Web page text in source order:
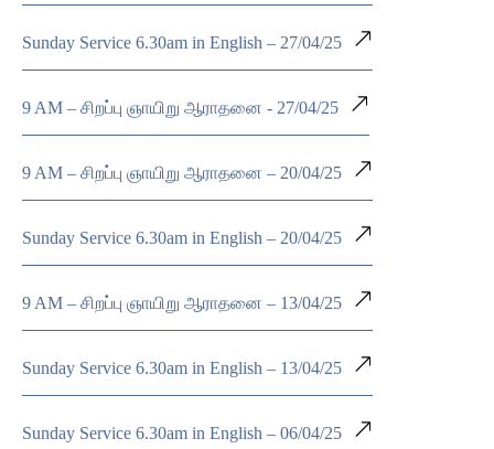
Sunday Service 6.30am in English – 27/04/25
9 AM – சிறப்பு ஞாயிறு ஆராதனை - 27/04/25
9 AM – சிறப்பு ஞாயிறு ஆராதனை – 20/04/25
Sunday Service 6.30am in English – 20/04/25
9 AM – சிறப்பு ஞாயிறு ஆராதனை – 13/04/25
Sunday Service 6.30am in English – 13/04/25
Sunday Service 6.30am in English – 06/04/25